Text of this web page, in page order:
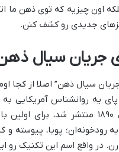
اون چیزیه که توی ذهن
جدیدی رو کشف کنن.
سیال ذهن:
سیال ذهن” اصلا از کجا
پای یه روانشناس آمریکایی
معروفش “اصول روانشناسی” که سال
رودخونه‌ان؛ پویا،
در واقع اسم این تکنیک رو